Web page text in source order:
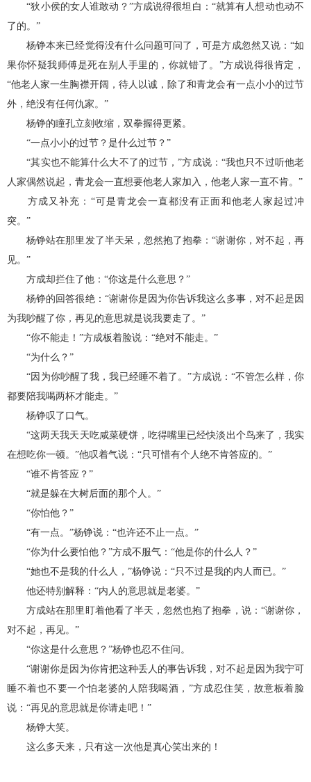
“狄小侯的女人谁敢动？”方成说得很坦白：“就算有人想动也动不
了的。”
杨铮本来已经觉得没有什么问题可问了，可是方成忽然又说：“如
果你怀疑我师傅是死在别人手里的，你就错了。”方成说得很肯定，
“他老人家一生胸襟开阔，待人以诚，除了和青龙会有一点小小的过节
外，绝没有任何仇家。”
杨铮的瞳孔立刻收缩，双拳握得更紧。
“一点小小的过节？是什么过节？”
“其实也不能算什么大不了的过节，”方成说：“我也只不过听他老
人家偶然说起，青龙会一直想要他老人家加入，他老人家一直不肯。”
方成又补充：“可是青龙会一直都没有正面和他老人家起过冲
突。”
杨铮站在那里发了半天呆，忽然抱了抱拳：“谢谢你，对不起，再
见。”
方成却拦住了他：“你这是什么意思？”
杨铮的回答很绝：“谢谢你是因为你告诉我这么多事，对不起是因
为我吵醒了你，再见的意思就是说我要走了。”
“你不能走！”方成板着脸说：“绝对不能走。”
“为什么？”
“因为你吵醒了我，我已经睡不着了。”方成说：“不管怎么样，你
都要陪我喝两杯才能走。”
杨铮叹了口气。
“这两天我天天吃咸菜硬饼，吃得嘴里已经快淡出个鸟来了，我实
在想吃你一顿。”他叹着气说：“只可惜有个人绝不肯答应的。”
“谁不肯答应？”
“就是躲在大树后面的那个人。”
“你怕他？”
“有一点。”杨铮说：“也许还不止一点。”
“你为什么要怕他？”方成不服气：“他是你的什么人？”
“她也不是我的什么人，”杨铮说：“只不过是我的内人而已。”
他还特别解释：“内人的意思就是老婆。”
方成站在那里盯着他看了半天，忽然也抱了抱拳，说：“谢谢你，
对不起，再见。”
“你这是什么意思？”杨铮也忍不住问。
“谢谢你是因为你肯把这种丢人的事告诉我，对不起是因为我宁可
睡不着也不要一个怕老婆的人陪我喝酒，”方成忍住笑，故意板着脸
说：“再见的意思就是你请走吧！”
杨铮大笑。
这么多天来，只有这一次他是真心笑出来的！